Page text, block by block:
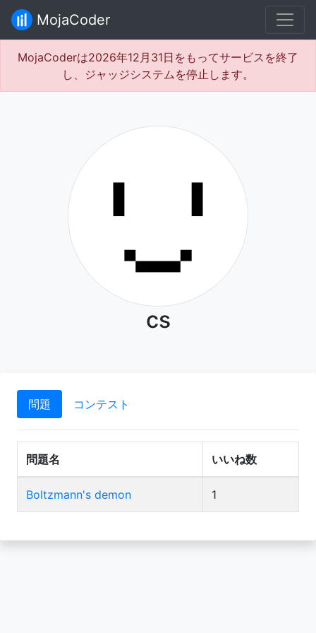
MojaCoder
MojaCoderは2026年12月31日をもってサービスを終了
し、ジャッジシステムを停止します。
cs
問題 コンテスト
問題名 いいね数
Boltzmann's demon 1